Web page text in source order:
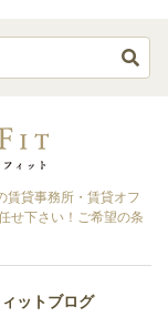
賃貸事務所・賃貸オフ
せ下さい！ご希望の条
ットブログ